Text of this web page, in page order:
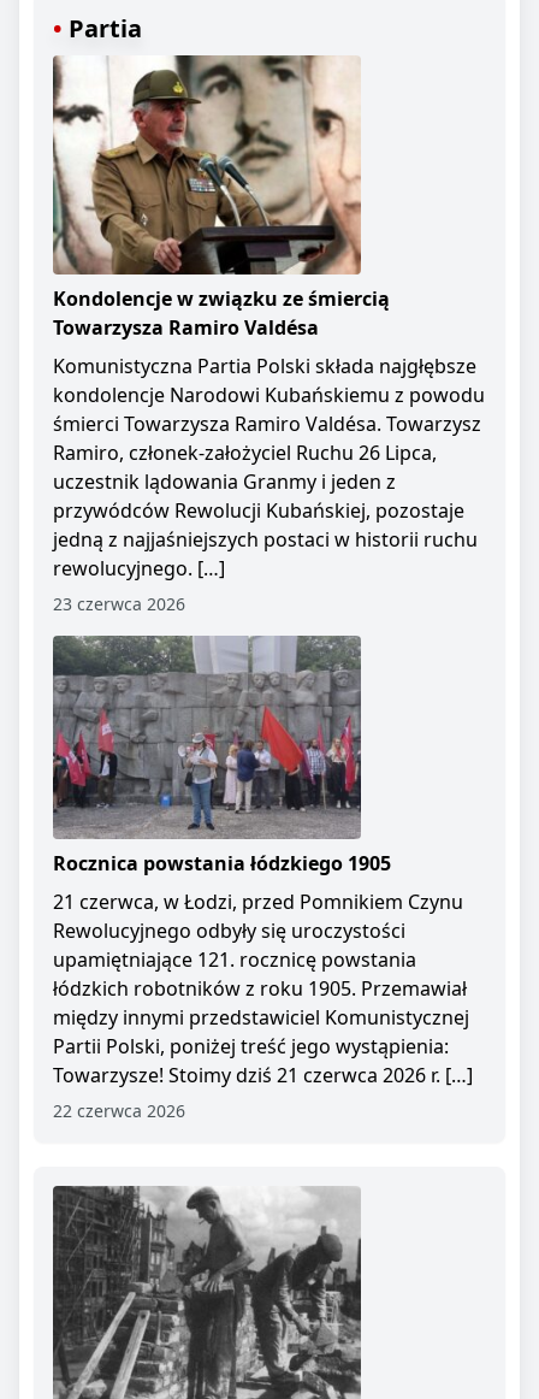
Partia
Kondolencje w związku ze śmiercią
Towarzysza Ramiro Valdésa
Komunistyczna Partia Polski składa najgłębsze
kondolencje Narodowi Kubańskiemu z powodu
śmierci Towarzysza Ramiro Valdésa. Towarzysz
Ramiro, członek-założyciel Ruchu 26 Lipca,
uczestnik lądowania Granmy i jeden z
przywódców Rewolucji Kubańskiej, pozostaje
jedną z najjaśniejszych postaci w historii ruchu
rewolucyjnego. […]
23 czerwca 2026
Rocznica powstania łódzkiego 1905
21 czerwca, w Łodzi, przed Pomnikiem Czynu
Rewolucyjnego odbyły się uroczystości
upamiętniające 121. rocznicę powstania
łódzkich robotników z roku 1905. Przemawiał
między innymi przedstawiciel Komunistycznej
Partii Polski, poniżej treść jego wystąpienia:
Towarzysze! Stoimy dziś 21 czerwca 2026 r. […]
22 czerwca 2026